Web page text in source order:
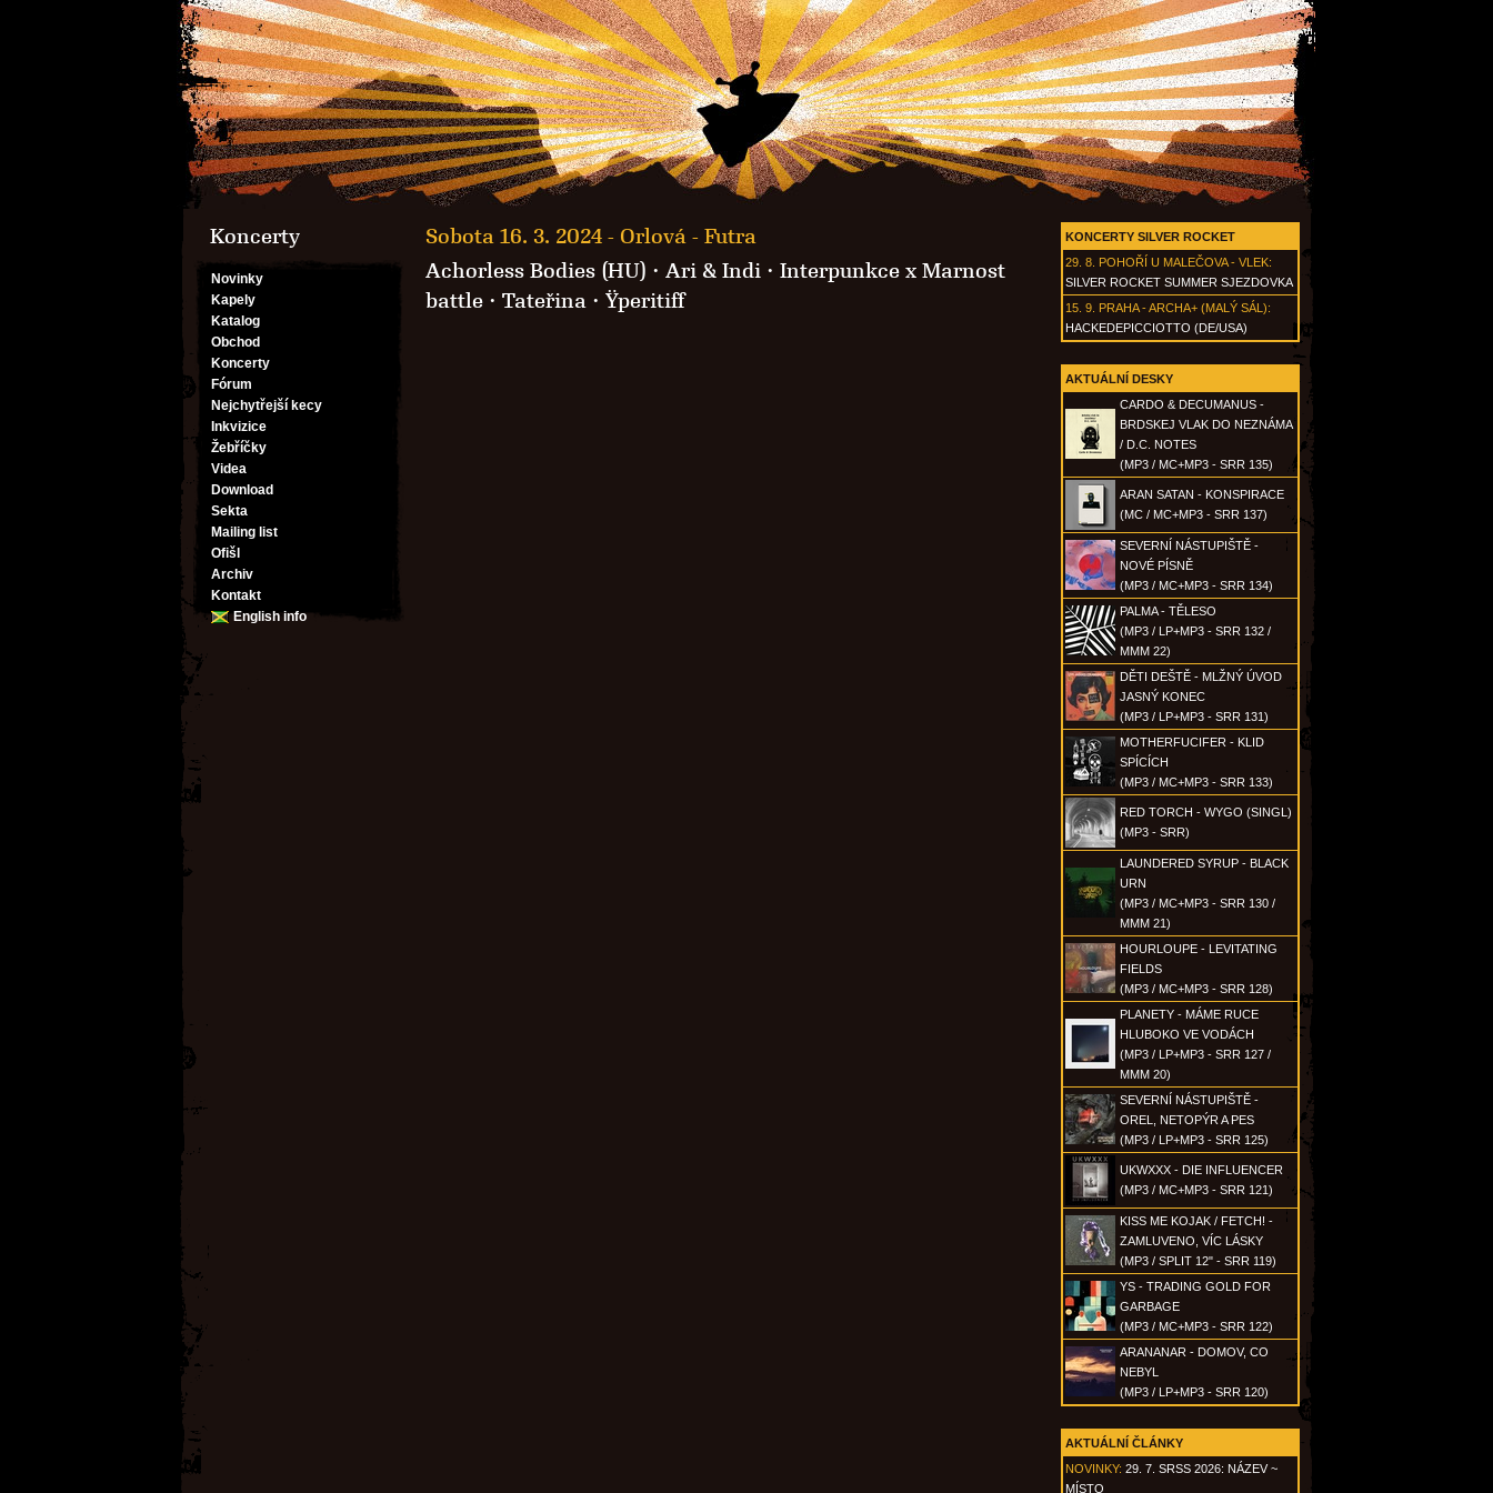
Koncerty
Novinky
Kapely
Katalog
Obchod
Koncerty
Fórum
Nejchytřejší kecy
Inkvizice
Žebříčky
Videa
Download
Sekta
Mailing list
Ofišl
Archiv
Kontakt
English info
KONCERTY SILVER ROCKET
29. 8. POHOŘÍ U MALEČOVA - VLEK:
SILVER ROCKET SUMMER SJEZDOVKA
15. 9. PRAHA - ARCHA+ (MALÝ SÁL):
HACKEDEPICCIOTTO (DE/USA)
AKTUÁLNÍ DESKY
CARDO & DECUMANUS -
BRDSKEJ VLAK DO NEZNÁMA
/ D.C. NOTES
(MP3 / MC+MP3 - SRR 135)
ARAN SATAN - KONSPIRACE
(MC / MC+MP3 - SRR 137)
SEVERNÍ NÁSTUPIŠTĚ -
NOVÉ PÍSNĚ
(MP3 / MC+MP3 - SRR 134)
PALMA - TĚLESO
(MP3 / LP+MP3 - SRR 132 /
MMM 22)
DĚTI DEŠTĚ - MLŽNÝ ÚVOD
JASNÝ KONEC
(MP3 / LP+MP3 - SRR 131)
MOTHERFUCIFER - KLID
SPÍCÍCH
(MP3 / MC+MP3 - SRR 133)
RED TORCH - WYGO (SINGL)
(MP3 - SRR)
LAUNDERED SYRUP - BLACK
URN
(MP3 / MC+MP3 - SRR 130 /
MMM 21)
HOURLOUPE - LEVITATING
FIELDS
(MP3 / MC+MP3 - SRR 128)
PLANETY - MÁME RUCE
HLUBOKO VE VODÁCH
(MP3 / LP+MP3 - SRR 127 /
MMM 20)
SEVERNÍ NÁSTUPIŠTĚ -
OREL, NETOPÝR A PES
(MP3 / LP+MP3 - SRR 125)
UKWXXX - DIE INFLUENCER
(MP3 / MC+MP3 - SRR 121)
KISS ME KOJAK / FETCH! -
ZAMLUVENO, VÍC LÁSKY
(MP3 / SPLIT 12" - SRR 119)
YS - TRADING GOLD FOR
GARBAGE
(MP3 / MC+MP3 - SRR 122)
ARANANAR - DOMOV, CO
NEBYL
(MP3 / LP+MP3 - SRR 120)
AKTUÁLNÍ ČLÁNKY
NOVINKY: 29. 7. SRSS 2026: NÁZEV ~
MÍSTO
Sobota 16. 3. 2024 - Orlová - Futra
Achorless Bodies (HU) · Ari & Indi · Interpunkce x Marnost
battle · Tateřina · Ÿperitiff